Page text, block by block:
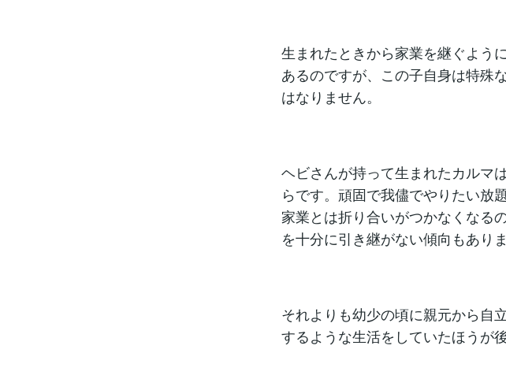
生まれたときから家業を継ぐよう
あるのですが、この子自身は特殊
はなりません。
ヘビさんが持って生まれたカルマ
らです。頑固で我儘でやりたい放
家業とは折り合いがつかなくなる
を十分に引き継がない傾向もありま
それよりも幼少の頃に親元から自
するような生活をしていたほうが